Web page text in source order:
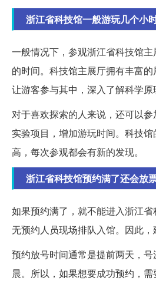
浙江省科技馆一般游玩几个小
一般情况下，参观浙江省科技馆
的时间。科技馆主展厅拥有丰富
让游客参与其中，深入了解科学原
对于喜欢探索的人来说，还可以
实验项目，增加游玩时间。科技
高，每次参观都会有新的发现。
浙江省科技馆预约满了还会放
如果预约满了，就不能进入浙江
无预约人员现场排队入馆。因此，
预约放号时间通常是提前两天，
晨。所以，如果想要成功预约，